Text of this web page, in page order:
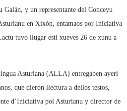
y un representante del Conceyu
en Xixón, entamaos por Iniciativa
tuvo llugar esti xueves 26 de xunu a
Asturiana (ALLA) entregaben ayeri
que dieron llectura a dellos testos,
d’Iniciativa pol Asturianu y director de